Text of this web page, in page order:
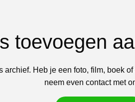
toevoegen
Heb je een foto, film, boek
neem even contact met